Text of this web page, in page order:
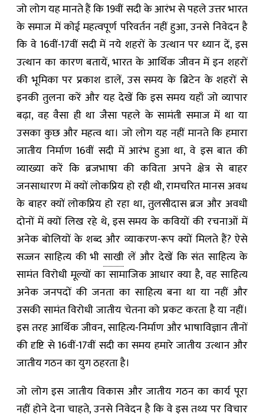
जो लोग यह मानते हैं कि 19वीं सदी के आरंभ से पहले उत्तर भारत
के समाज में कोई महत्वपूर्ण परिवर्तन नहीं हुआ, उनसे निवेदन है
कि वे 16वीं-17वीं सदी में नये शहरों के उत्थान पर ध्यान दें, इस
उत्थान का कारण बतायें, भारत के आर्थिक जीवन में इन शहरों
की भूमिका पर प्रकाश डालें, उस समय के ब्रिटेन के शहरों से
इनकी तुलना करें और यह देखें कि इस समय यहाँ जो व्यापार
बढ़ा, वह वैसा ही था जैसा पहले के सामंती समाज में था या
उसका कुछ और महत्व था। जो लोग यह नहीं मानते कि हमारा
जातीय निर्माण 16वीं सदी में आरंभ हुआ था, वे इस बात की
व्याख्या करें कि ब्रजभाषा की कविता अपने क्षेत्र से बाहर
जनसाधारण में क्यों लोकप्रिय हो रही थी, रामचरित मानस अवध
के बाहर क्यों लोकप्रिय हो रहा था, तुलसीदास ब्रज और अवधी
दोनों में क्यों लिख रहे थे, इस समय के कवियों की रचनाओं में
अनेक बोलियों के शब्द और व्याकरण-रूप क्यों मिलते हैं? ऐसे
सज्जन साहित्य की भीसाखी लें और देखें कि संत साहित्य के
सामंत विरोधी मूल्यों का सामाजिक आधार क्या है, वह साहित्य
अनेक जनपदों की जनता का साहित्य बना था या नहीं और
उसकी सामंत विरोधी जातीय चेतना को प्रकट करता है या नहीं।
इस तरह आर्थिक जीवन, साहित्य-निर्माण और भाषाविज्ञान तीनों
की दृष्टि से 16वीं-17वीं सदी का समय हमारे जातीय उत्थान और
जातीय गठन का युग ठहरता है।
जो लोग इस जातीय विकास और जातीय गठन का कार्य पूरा
नहीं होने देना चाहते, उनसे निवेदन है कि वे इस तथ्य पर विचार